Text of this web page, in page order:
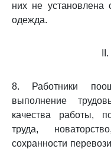
них не установлена
одежда.
8. Работники
выполнение
качества работы,
труда,
сохранности